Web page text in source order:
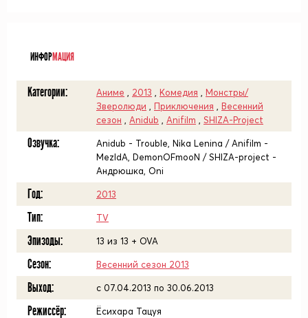
ИНФОРМАЦИЯ
Категории: Аниме 2013 Комедия
Монстры/
Зверолюди
Приключения
Весенний
сезон
Anidub Anifilm SHIZA-Project
Озвучка:
Anidub - Trouble, Nika Lenina / Anifilm -
MezIdA, DemonOFmooN / SHIZA-project -
Андрюшка, Oni
Год: 2013
Тип: TV
Эпизоды: 13 из 13 + OVA
Сезон: Весенний сезон 2013
Выход: c 07.04.2013 по 30.06.2013
Режиссёр: Ёсихара Тацуя